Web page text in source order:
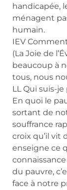
handicapée,
ménagent
humain.
IEV
(La Joie de
beaucoup à
tous, nous
LL Qui suis-
En quoi le
sortant de
souffrance
croix qu’il vit
enseigne ce
du pauvre,
face à notre